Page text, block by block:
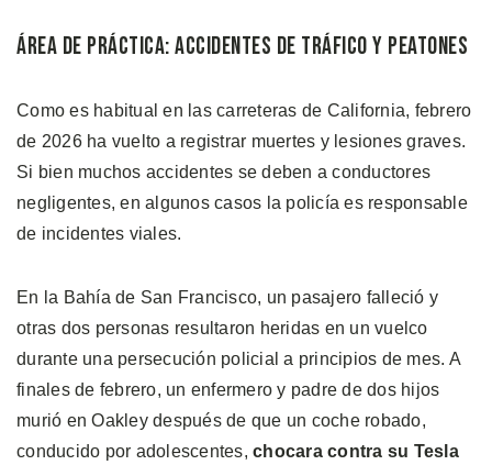
Área de Práctica: Accidentes de Tráfico y Peatones
Como es habitual en las carreteras de California, febrero
de 2026 ha vuelto a registrar muertes y lesiones graves.
Si bien muchos accidentes se deben a conductores
negligentes, en algunos casos la policía es responsable
de incidentes viales.
En la Bahía de San Francisco, un pasajero falleció y
otras dos personas resultaron heridas en un vuelco
durante una persecución policial a principios de mes. A
finales de febrero, un enfermero y padre de dos hijos
murió en Oakley después de que un coche robado,
conducido por adolescentes, chocara contra su Tesla